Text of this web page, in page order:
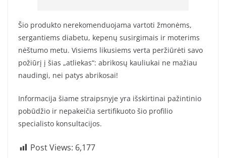
Šio produkto nerekomenduojama vartoti žmonėms,
sergantiems diabetu, kepenų susirgimais ir moterims
nėštumo metu. Visiems likusiems verta peržiūrėti savo
požiūrį į šias „atliekas“: abrikosų kauliukai ne mažiau
naudingi, nei patys abrikosai!
Informacija šiame straipsnyje yra išskirtinai pažintinio
pobūdžio ir nepakeičia sertifikuoto šio profilio
specialisto konsultacijos.
Post Views: 6,177